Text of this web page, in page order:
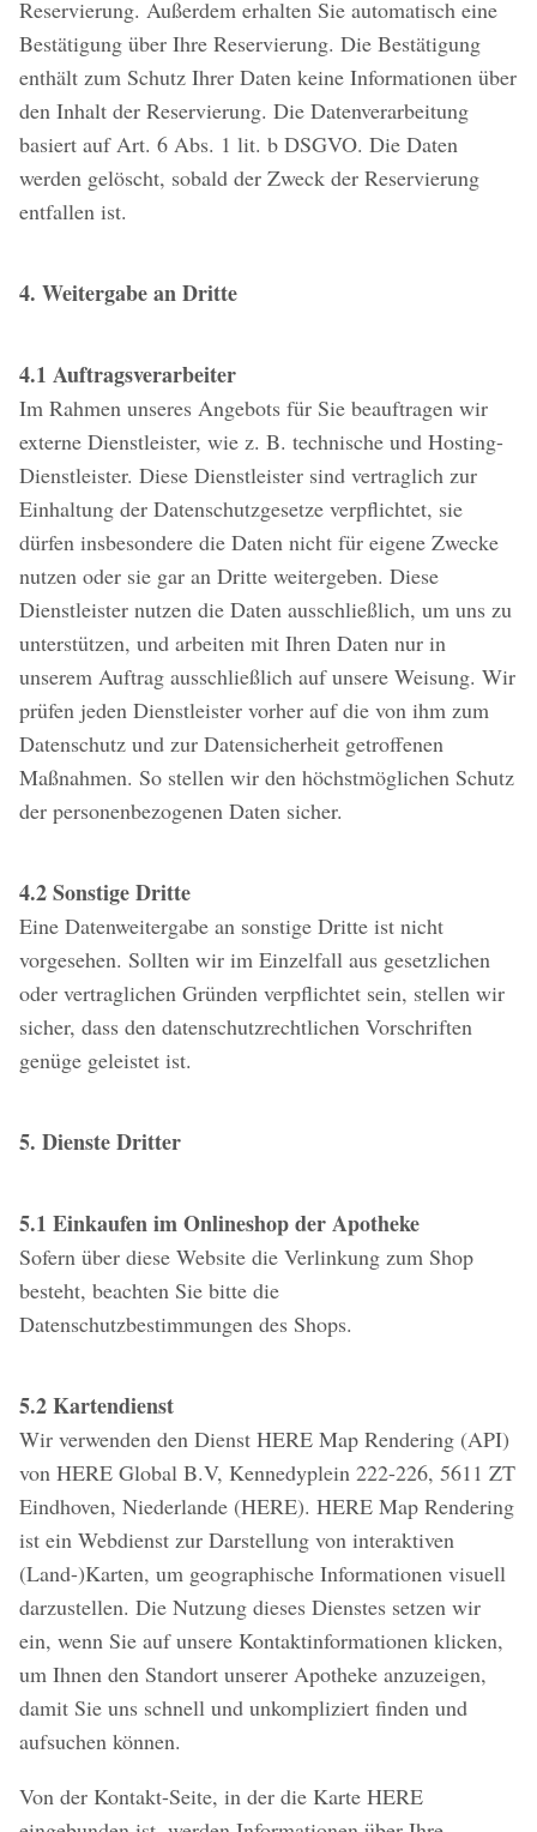
Reservierung. Außerdem erhalten Sie automatisch eine
Bestätigung über Ihre Reservierung. Die Bestätigung
enthält zum Schutz Ihrer Daten keine Informationen über
den Inhalt der Reservierung. Die Datenverarbeitung
basiert auf Art. 6 Abs. 1 lit. b DSGVO. Die Daten
werden gelöscht, sobald der Zweck der Reservierung
entfallen ist.
4. Weitergabe an Dritte
4.1 Auftragsverarbeiter
Im Rahmen unseres Angebots für Sie beauftragen wir
externe Dienstleister, wie z. B. technische und Hosting-
Dienstleister. Diese Dienstleister sind vertraglich zur
Einhaltung der Datenschutzgesetze verpflichtet, sie
dürfen insbesondere die Daten nicht für eigene Zwecke
nutzen oder sie gar an Dritte weitergeben. Diese
Dienstleister nutzen die Daten ausschließlich, um uns zu
unterstützen, und arbeiten mit Ihren Daten nur in
unserem Auftrag ausschließlich auf unsere Weisung. Wir
prüfen jeden Dienstleister vorher auf die von ihm zum
Datenschutz und zur Datensicherheit getroffenen
Maßnahmen. So stellen wir den höchstmöglichen Schutz
der personenbezogenen Daten sicher.
4.2 Sonstige Dritte
Eine Datenweitergabe an sonstige Dritte ist nicht
vorgesehen. Sollten wir im Einzelfall aus gesetzlichen
oder vertraglichen Gründen verpflichtet sein, stellen wir
sicher, dass den datenschutzrechtlichen Vorschriften
genüge geleistet ist.
5. Dienste Dritter
5.1 Einkaufen im Onlineshop der Apotheke
Sofern über diese Website die Verlinkung zum Shop
besteht, beachten Sie bitte die
Datenschutzbestimmungen des Shops.
5.2 Kartendienst
Wir verwenden den Dienst HERE Map Rendering (API)
von HERE Global B.V, Kennedyplein 222-226, 5611 ZT
Eindhoven, Niederlande (HERE). HERE Map Rendering
ist ein Webdienst zur Darstellung von interaktiven
(Land-)Karten, um geographische Informationen visuell
darzustellen. Die Nutzung dieses Dienstes setzen wir
ein, wenn Sie auf unsere Kontaktinformationen klicken,
um Ihnen den Standort unserer Apotheke anzuzeigen,
damit Sie uns schnell und unkompliziert finden und
aufsuchen können.
Von der Kontakt-Seite, in der die Karte HERE